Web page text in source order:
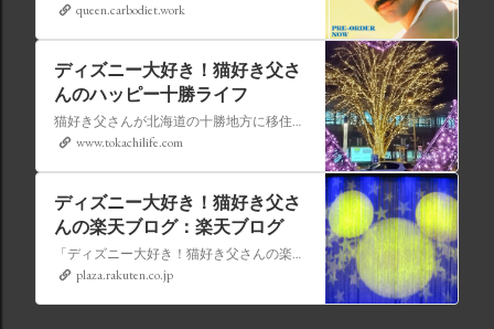
queen.carbodiet.work
ディズニー大好き！猫好き父さ
んのハッピー十勝ライフ
猫好き父さんが北海道の十勝地方に移住しました。なれない北海道の暮らしについてお伝えします。
www.tokachilife.com
ディズニー大好き！猫好き父さ
んの楽天ブログ：楽天ブログ
「ディズニー大好き！猫好き父さんの楽天ブログ」にようこそ！ いろんなブログサービスが廃止になるなか満を持して楽天ブログをはじめようと思います。 よろしくお願いいたします。
plaza.rakuten.co.jp